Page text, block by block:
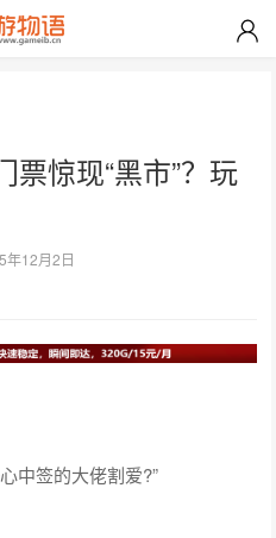
票惊现“黑市”？玩
年12月2日
中签的大佬割爱?”